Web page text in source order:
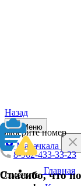
Назад
Выберите номер
8-962-433-33-23
Отменить
Спасибо, что
Меню
Махачкала
Главная